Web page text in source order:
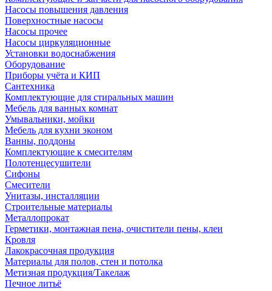
Насосы повышения давления
Поверхностные насосы
Насосы прочее
Насосы циркуляционные
Установки водоснабжения
Оборудование
Приборы учёта и КИП
Сантехника
Комплектующие для стиральных машин
Мебель для ванных комнат
Умывальники, мойки
Мебель для кухни эконом
Ванны, поддоны
Комплектующие к смесителям
Полотенцесушители
Сифоны
Смесители
Унитазы, инсталляции
Строительные материалы
Металлопрокат
Герметики, монтажная пена, очистители пены, клеи
Кровля
Лакокрасочная продукция
Материалы для полов, стен и потолка
Метизная продукция/Такелаж
Печное литьё